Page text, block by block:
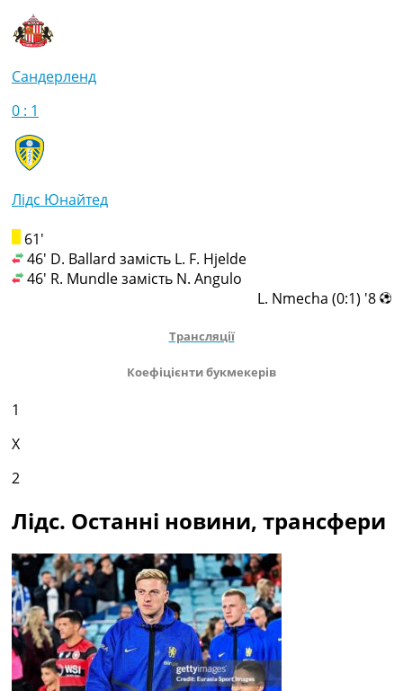
Сандерленд
0 : 1
Лідс Юнайтед
61'
46' D. Ballard замість L. F. Hjelde
46' R. Mundle замість N. Angulo
Трансляції
Коефіцієнти букмекерів
1
X
2
Лідс. Останні новини, трансфери